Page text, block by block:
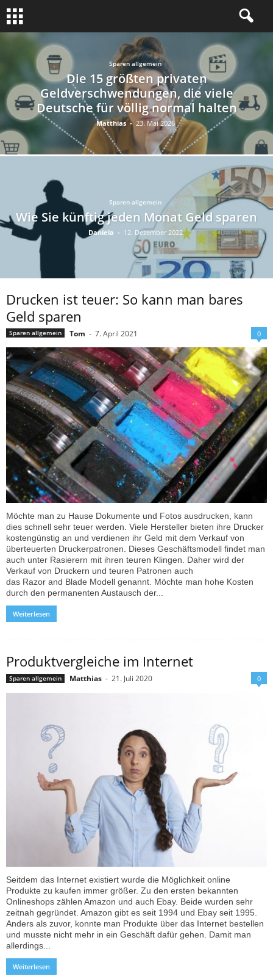
Sparen allgemein
Die 15 größten privaten
Geldverschwendungen, die viele
Deutsche für völlig normal halten
Matthias - 23. Mai 2026
Sparen allgemein
Wie Sie künftig jeden Monat Geld sparen
Daniela - 12. Dezember 2022
Drucken ist teuer: So kann man bares
Geld sparen
Sparen allgemein Tom - 7. April 2021 0
Möchte man zu Hause Dokumente und Fotos ausdrucken, kann
dies schnell sehr teuer werden. Viele Hersteller bieten ihre Drucker
kostengünstig an und verdienen ihr Geld mit dem Verkauf von
überteuerten Druckerpatronen. Dieses Geschäftsmodell findet man
auch unter Rasierern mit ihren teuren Klingen. Daher wird der
Verkauf von Druckern und teuren Patronen auch
das Razor and Blade Modell genannt. Möchte man hohe Kosten
durch den permanenten Austausch der...
Weiterlesen
Produktvergleiche im Internet
Sparen allgemein Matthias - 21. Juli 2020 0
Seitdem das Internet existiert wurde die Möglichkeit online
Produkte zu kaufen immer größer. Zu den ersten bekannten
Onlineshops zählen Amazon und auch Ebay. Beide wurden sehr
zeitnah gegründet. Amazon gibt es seit 1994 und Ebay seit 1995.
Anders als zuvor, konnte man Produkte über das Internet bestellen
und musste nicht mehr in ein Geschäft dafür gehen. Damit man
allerdings...
Weiterlesen